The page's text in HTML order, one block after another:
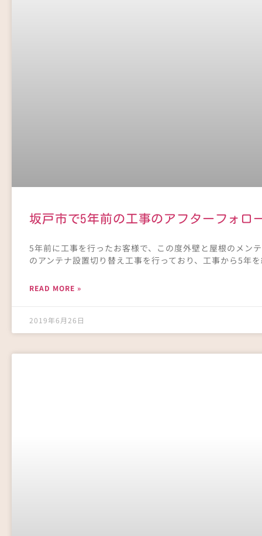
坂戸市で5年前の工事のアフターフォロ
5年前に工事を行ったお客様で、この度外壁と屋根のメン
のアンテナ設置切り替え工事を行っており、工事から5年
READ MORE »
2019年6月26日